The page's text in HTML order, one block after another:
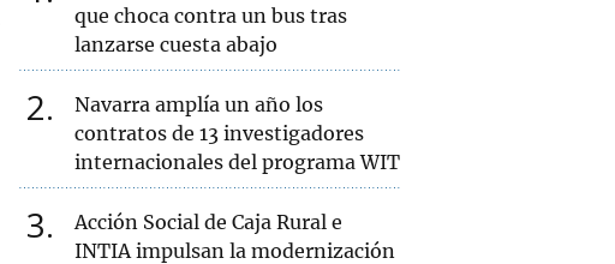
que choca contra un bus tras
lanzarse cuesta abajo
2
Navarra amplía un año los
contratos de 13 investigadores
internacionales del programa WIT
3
Acción Social de Caja Rural e
INTIA impulsan la modernización